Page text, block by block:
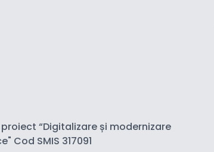
“Digitalizare și modernizare
Cod SMIS 317091